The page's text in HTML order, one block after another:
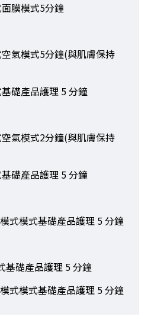
膜模式5分鐘
氣模式5分鐘(與肌膚保持
礎產品護理 5 分鐘
氣模式2分鐘(與肌膚保持
礎產品護理 5 分鐘
式模式基礎產品護理 5 分鐘
基礎產品護理 5 分鐘
式模式基礎產品護理 5 分鐘